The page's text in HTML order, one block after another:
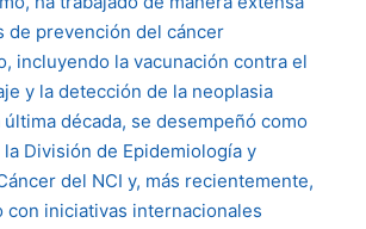
de prevención del cáncer
incluyendo la vacunación contra el
y la detección de la neoplasia
década, se desempeñó como
División de Epidemiología y
del NCI y, más recientemente,
con iniciativas internacionales